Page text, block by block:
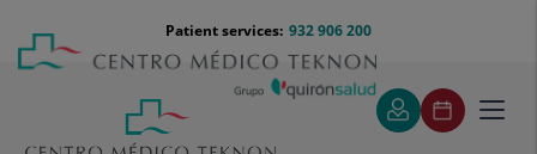
content
Menú
teléfono
cabecera
932 906 200
Patient services: